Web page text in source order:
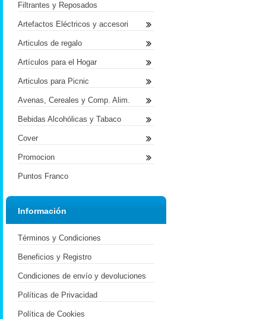
Filtrantes y Reposados
Artefactos Eléctricos y accesori
Articulos de regalo
Artículos para el Hogar
Articulos para Picnic
Avenas, Cereales y Comp. Alim.
Bebidas Alcohólicas y Tabaco
Cover
Promocion
Puntos Franco
Información
Términos y Condiciones
Beneficios y Registro
Condiciones de envío y devoluciones
Políticas de Privacidad
Política de Cookies